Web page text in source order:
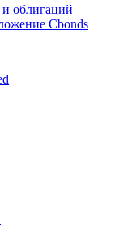
Cbonds